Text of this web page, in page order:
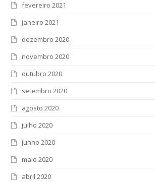
fevereiro 2021
janeiro 2021
dezembro 2020
novembro 2020
outubro 2020
setembro 2020
agosto 2020
julho 2020
junho 2020
maio 2020
abril 2020